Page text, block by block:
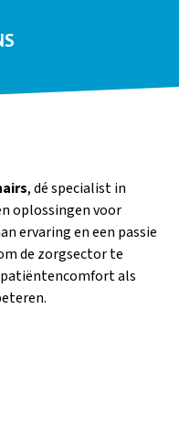
, dé specialist in
oplossingen voor
ervaring en een passie
de zorgsector te
als